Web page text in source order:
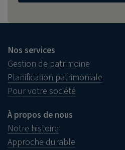
Nos services
Gestion de patrimoine
Planification patrimoniale
Pour votre société
À propos de nous
Notre histoire
Approche durable